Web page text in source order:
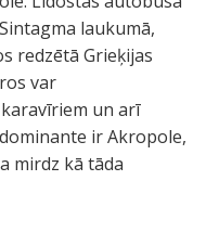
laukumā,
redzētā Grieķijas
var
un arī
ir Akropole,
mirdz kā tāda